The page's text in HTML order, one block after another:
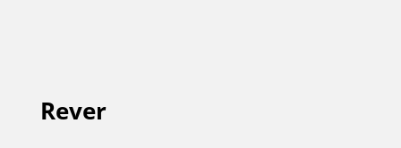
Avaliações (0)
Rever